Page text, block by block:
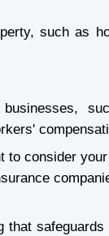
such as
to consider